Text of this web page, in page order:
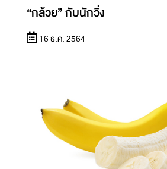
“กล้วย” กับนักวิ่ง
16 ธ.ค. 2564